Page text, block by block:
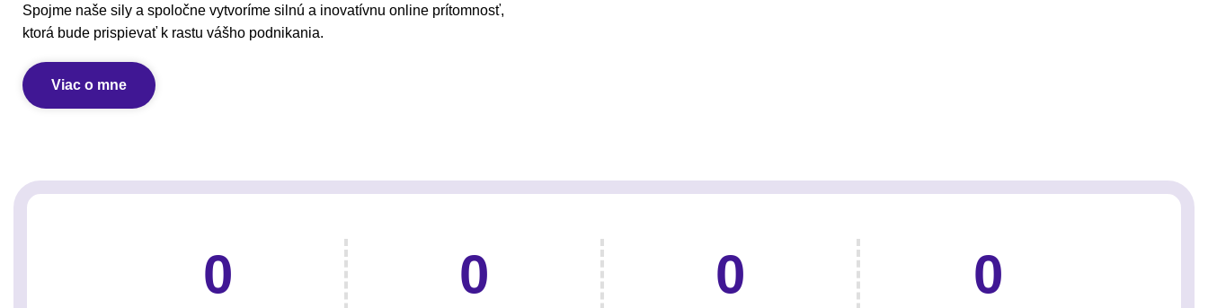
Spojme naše sily a spoločne vytvoríme silnú a inovatívnu online prítomnosť,
ktorá bude prispievať k rastu vášho podnikania.
Viac o mne
0 0 0 0